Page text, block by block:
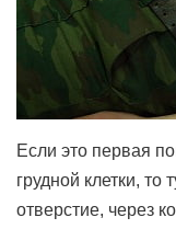
Если это первая
грудной клетки, то
отверстие, через